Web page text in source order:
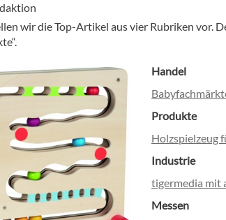
wir die Top-Artikel aus vier Rubriken vor.
Handel
Produkte
Holzspielzeug
Industrie
tigermedia mit
Messen